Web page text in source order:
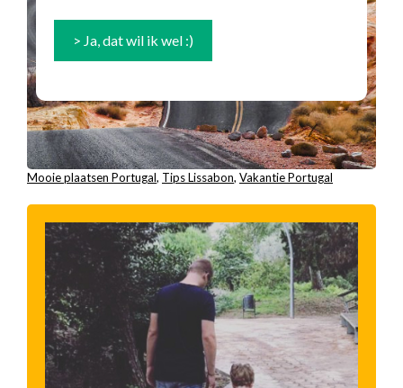
Mooie plaatsen Portugal, Tips Lissabon, Vakantie Portugal